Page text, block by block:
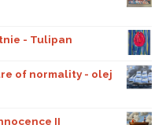
- Tulipan
of normality - olej
II